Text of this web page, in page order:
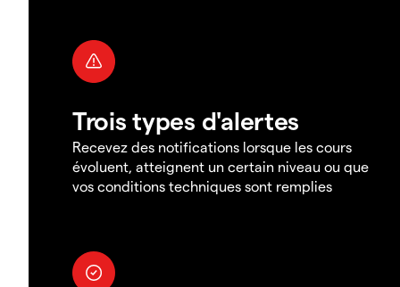
Trois types d'alertes
Recevez des notifications lorsque les cours
évoluent, atteignent un certain niveau ou que
vos conditions techniques sont remplies